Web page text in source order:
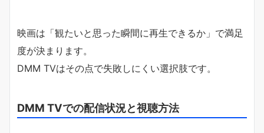
映画は「観たいと思った瞬間に再生できるか」で満足
度が決まります。
DMM TVはその点で失敗しにくい選択肢です。
DMM TVでの配信状況と視聴方法